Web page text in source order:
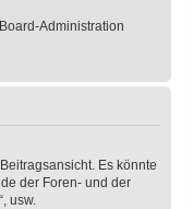
Administration
Es könnte
der Foren- und der
usw.